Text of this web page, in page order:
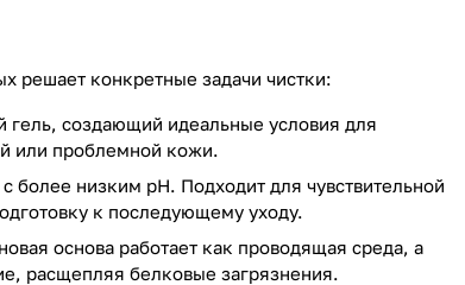
решает конкретные задачи чистки:
создающий идеальные условия для
или проблемной кожи.
более низким pH. Подходит для чувствительной
к последующему уходу.
основа работает как проводящая среда, а
расщепляя белковые загрязнения.